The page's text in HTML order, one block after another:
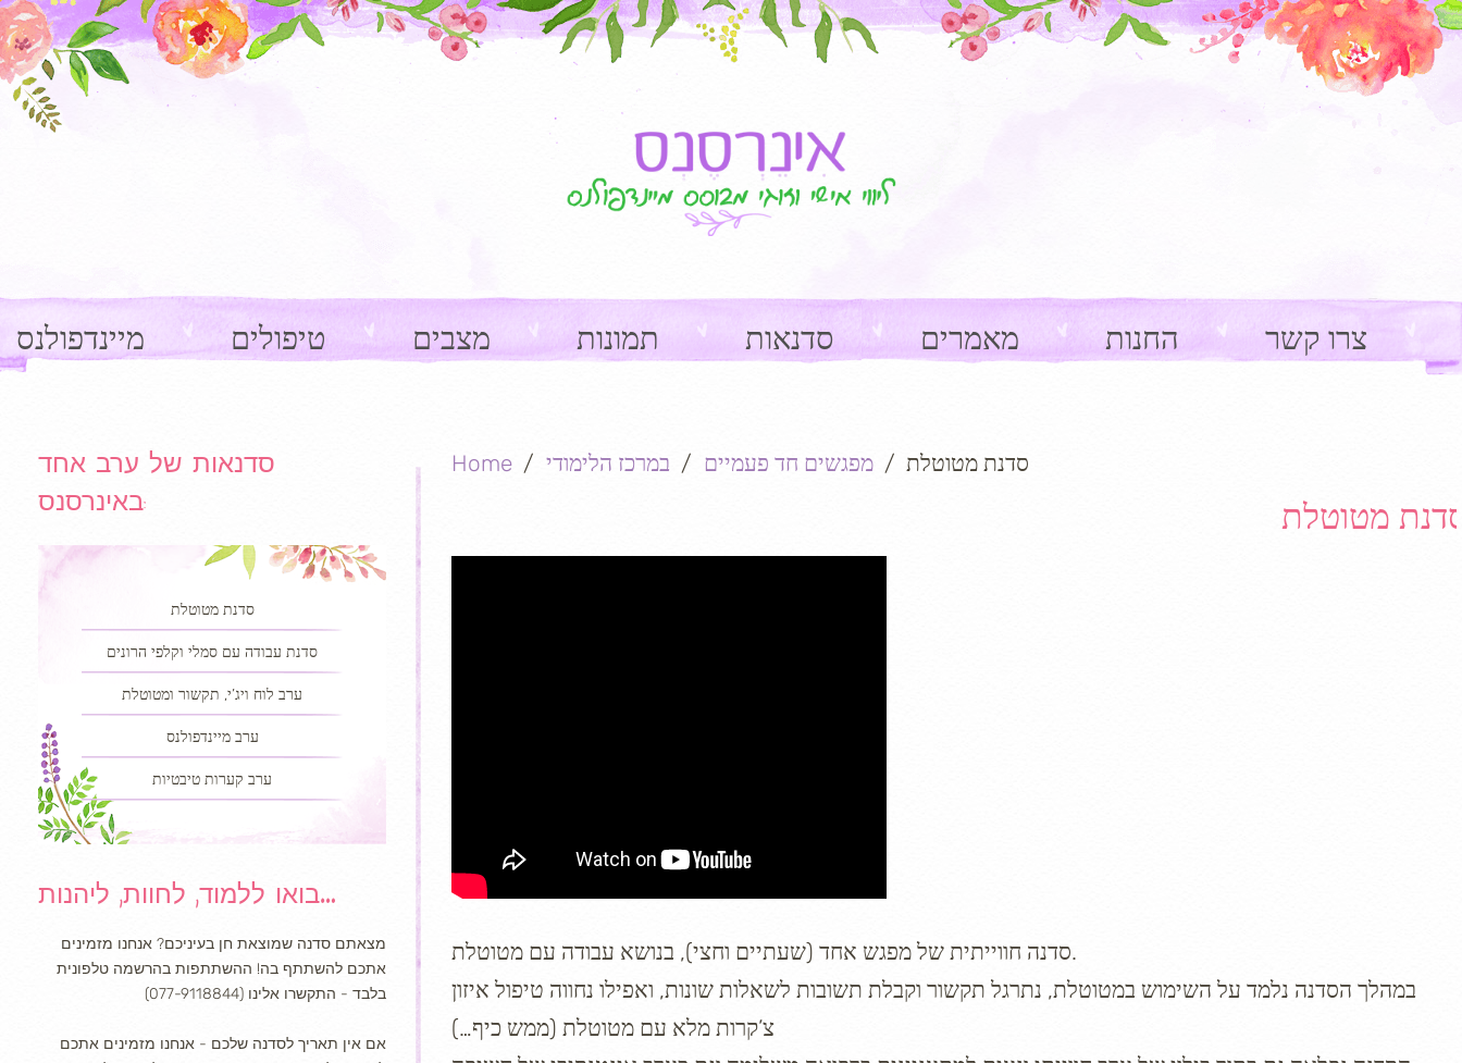
מיינדפולנס טיפולים מצבים תמונות סדנאות מאמרים החנות צרו קשר
Home במרכז הלימודי מפגשים חד פעמיים סדנת מטוטלת
מטוטלת
סדנה חווייתית של מפגש אחד (שעתיים וחצי), בנושא עבודה עם מטוטלת.
במהלך הסדנה נלמד על השימוש במטוטלת, נתרגל תקשור וקבלת תשובות לשאלות שונות, ואפילו נחווה טיפול איזון
צ’קרות מלא עם מטוטלת (ממש כיף…)
סדנאות של ערב אחד
באינרסנס:
סדנת מטוטלת
סדנת עבודה עם סמלי וקלפי הרונים
ערב לוח ויג’י, תקשור ומטוטלת
ערב מיינדפולנס
ערב קערות טיבטיות
בואו ללמוד, לחוות, ליהנות…
מצאתם סדנה שמוצאת חן בעיניכם? אנחנו מזמינים
אתכם להשתתף בה! ההשתתפות בהרשמה טלפונית
בלבד - התקשרו אלינו (077-9118844)
אם אין תאריך לסדנה שלכם - אנחנו מזמינים אתכם